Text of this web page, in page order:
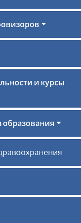
и курсы
образования